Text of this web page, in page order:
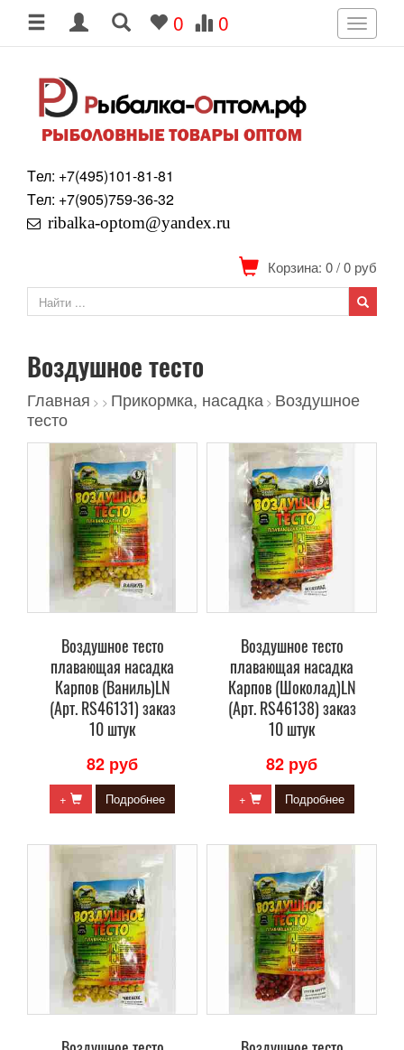
0 0
Toggle
Tел: +7(495)101-81-81
Tел: +7(905)759-36-32
ribalka-optom@yandex.ru
Корзина: 0/0 руб
Воздушное тесто
Главная > > Прикормка, насадка > Воздушное
тесто
Воздушное тесто
плавающая насадка
Карпов (Ваниль)LN
(Арт. RS46131) заказ
10 штук
82 руб
+ Подробнее
Воздушное тесто
плавающая насадка
Карпов (Шоколад)LN
(Арт. RS46138) заказ
10 штук
82 руб
+ Подробнее